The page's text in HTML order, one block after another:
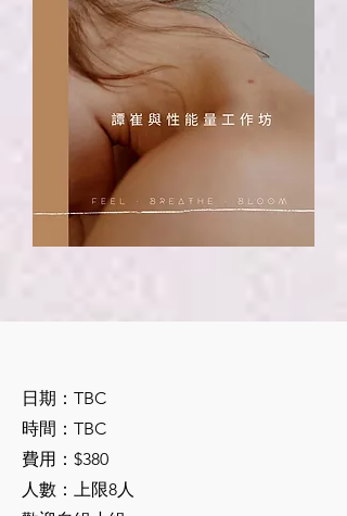
日期：TBC
時間：TBC
費用：$380
人數：上限8人